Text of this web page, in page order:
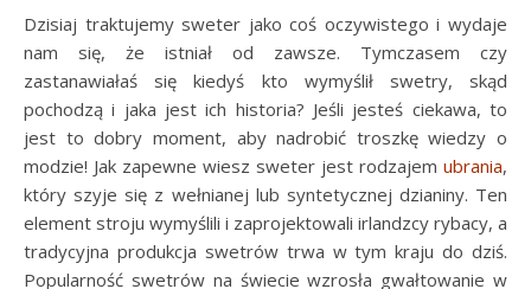
Dzisiaj traktujemy sweter jako coś oczywistego i wydaje
nam się, że istniał od zawsze. Tymczasem czy
zastanawiałaś się kiedyś kto wymyślił swetry, skąd
pochodzą i jaka jest ich historia? Jeśli jesteś ciekawa, to
jest to dobry moment, aby nadrobić troszkę wiedzy o
modzie! Jak zapewne wiesz sweter jest rodzajem ubrania,
który szyje się z wełnianej lub syntetycznej dzianiny. Ten
element stroju wymyślili i zaprojektowali irlandzcy rybacy, a
tradycyjna produkcja swetrów trwa w tym kraju do dziś.
Popularność swetrów na świecie wzrosła gwałtowanie w